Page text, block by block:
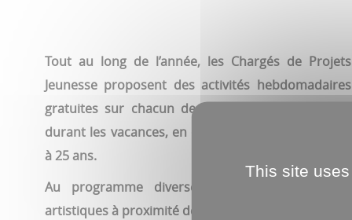
Tout au long de l’année, les Chargés de Projets
Jeunesse proposent des activités hebdomadaires
gratuites sur chacun des secteurs et des stages
durant les vacances, en direction des jeunes de 13
à 25 ans.
Au programme diverses activités sportives et
artistiques à proximité de chez vous.
This site